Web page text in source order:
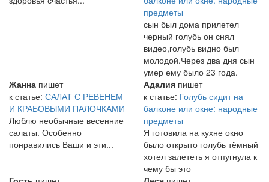
предметы
сын был дома прилетел
черный голубь он снял
видео,голубь видно был
молодой.Через два дня сын
умер ему было 23 года.
Жанна пишет
к статье: САЛАТ С РЕВЕНЕМ
И КРАБОВЫМИ ПАЛОЧКАМИ
Люблю необычные весенние
салаты. Особенно
понравились Ваши и эти...
Адалия пишет
к статье: Голубь сидит на
балконе или окне: народные
предметы
Я готовила на кухне окно
было открыто голубь тёмный
хотел залететь я отпугнула к
чему бы это